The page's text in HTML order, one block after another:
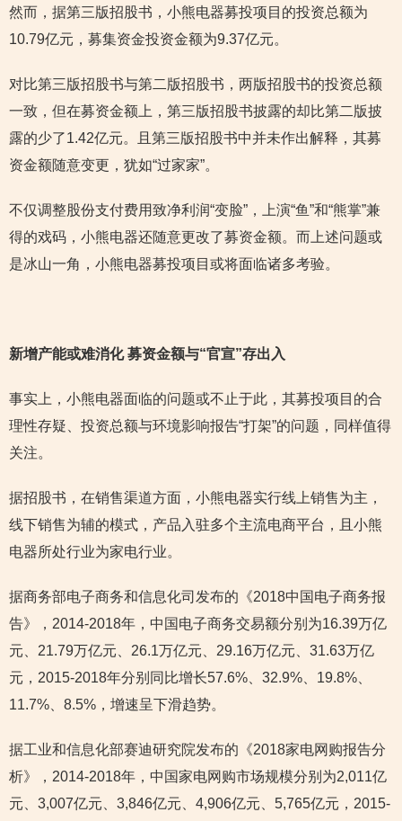
然而，据第三版招股书，小熊电器募投项目的投资总额为
10.79亿元，募集资金投资金额为9.37亿元。
对比第三版招股书与第二版招股书，两版招股书的投资总额
一致，但在募资金额上，第三版招股书披露的却比第二版披
露的少了1.42亿元。且第三版招股书中并未作出解释，其募
资金额随意变更，犹如“过家家”。
不仅调整股份支付费用致净利润“变脸”，上演“鱼”和“熊掌”兼
得的戏码，小熊电器还随意更改了募资金额。而上述问题或
是冰山一角，小熊电器募投项目或将面临诸多考验。
新增产能或难消化 募资金额与“官宣”存出入
事实上，小熊电器面临的问题或不止于此，其募投项目的合
理性存疑、投资总额与环境影响报告“打架”的问题，同样值得
关注。
据招股书，在销售渠道方面，小熊电器实行线上销售为主，
线下销售为辅的模式，产品入驻多个主流电商平台，且小熊
电器所处行业为家电行业。
据商务部电子商务和信息化司发布的《2018中国电子商务报
告》，2014-2018年，中国电子商务交易额分别为16.39万亿
元、21.79万亿元、26.1万亿元、29.16万亿元、31.63万亿
元，2015-2018年分别同比增长57.6%、32.9%、19.8%、
11.7%、8.5%，增速呈下滑趋势。
据工业和信息化部赛迪研究院发布的《2018家电网购报告分
析》，2014-2018年，中国家电网购市场规模分别为2,011亿
元、3,007亿元、3,846亿元、4,906亿元、5,765亿元，2015-